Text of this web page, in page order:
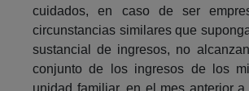
cuidados, en caso de ser
circunstancias similares que
sustancial de ingresos, no
conjunto de los ingresos de los
unidad familiar, en el mes anterior